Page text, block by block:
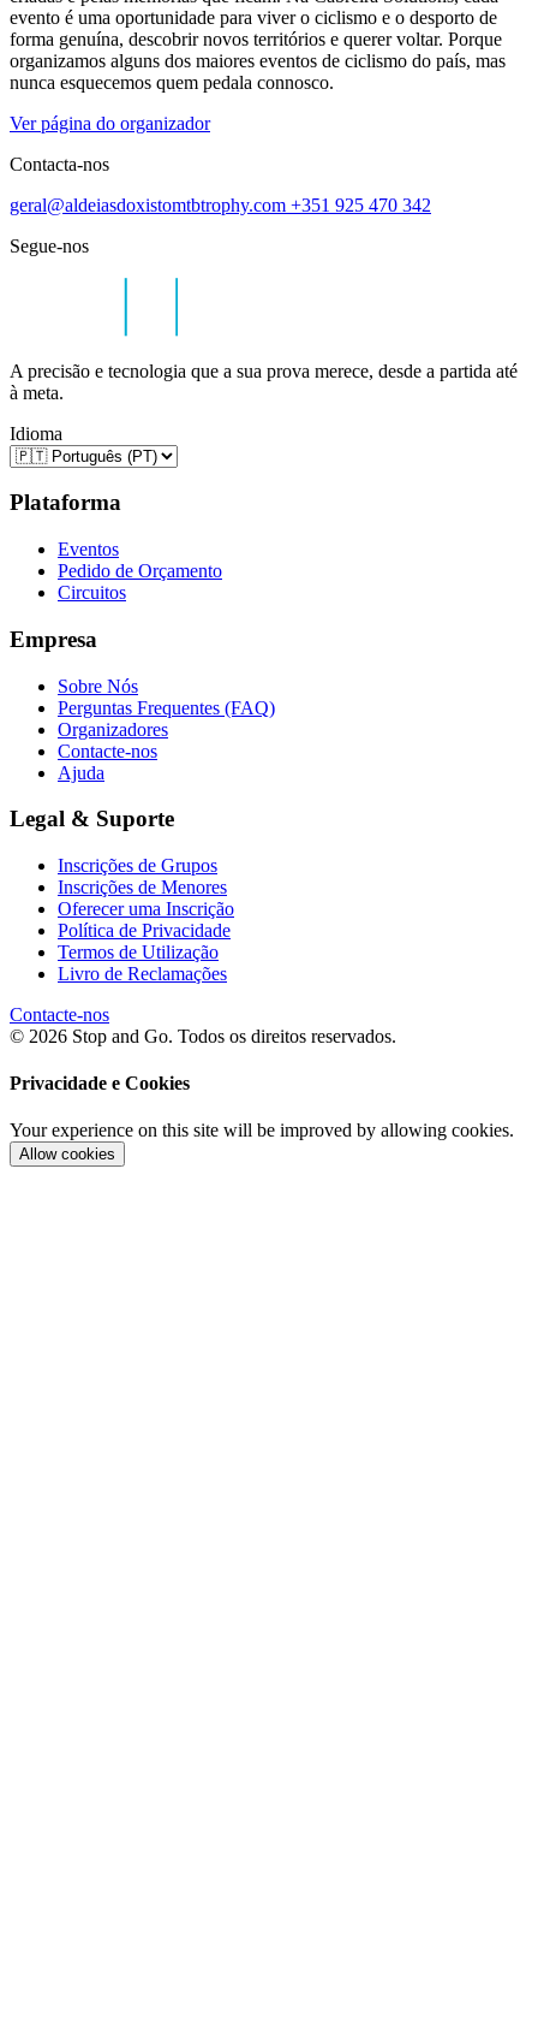
evento é uma oportunidade para viver o ciclismo e o desporto de
forma genuína, descobrir novos territórios e querer voltar. Porque
organizamos alguns dos maiores eventos de ciclismo do país, mas
nunca esquecemos quem pedala connosco.
Ver página do organizador
Contacta-nos
geral@aldeiasdoxistomtbtrophy.com +351 925 470 342
Segue-nos
A precisão e tecnologia que a sua prova merece, desde a partida até
à meta.
Idioma
Plataforma
Eventos
Pedido de Orçamento
Circuitos
Empresa
Sobre Nós
Perguntas Frequentes (FAQ)
Organizadores
Contacte-nos
Ajuda
Legal & Suporte
Inscrições de Grupos
Inscrições de Menores
Oferecer uma Inscrição
Política de Privacidade
Termos de Utilização
Livro de Reclamações
Contacte-nos
© 2026 Stop and Go. Todos os direitos reservados.
Privacidade e Cookies
Your experience on this site will be improved by allowing cookies.
Allow cookies